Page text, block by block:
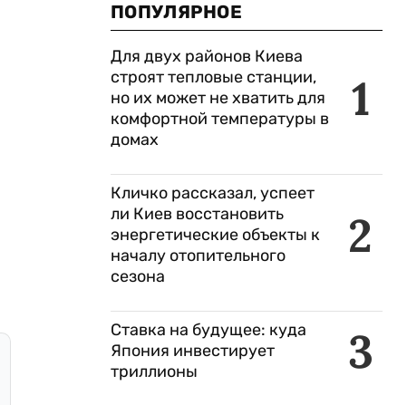
ПОПУЛЯРНОЕ
1
Для двух районов Киева
строят тепловые станции,
но их может не хватить для
комфортной температуры в
домах
2
Кличко рассказал, успеет
ли Киев восстановить
энергетические объекты к
началу отопительного
сезона
3
Ставка на будущее: куда
Япония инвестирует
триллионы